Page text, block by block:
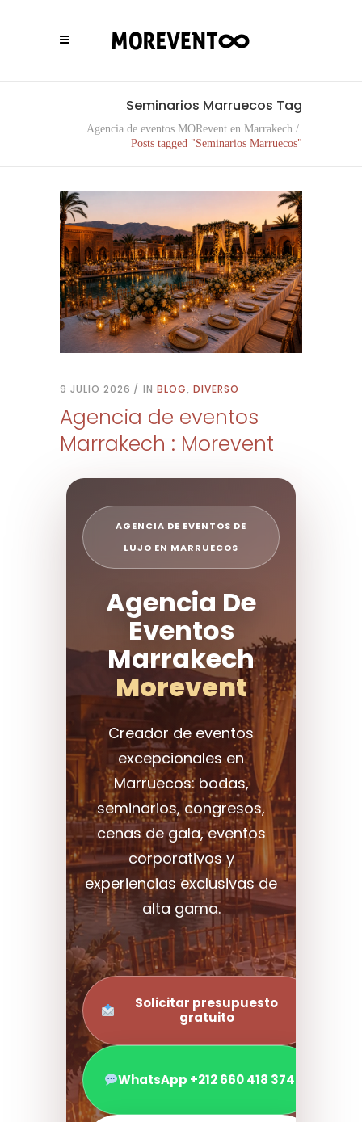
Seminarios Marruecos Tag
Agencia de eventos MORevent en Marrakech /
Posts tagged "Seminarios Marruecos"
9 JULIO 2026 IN BLOG, DIVERSO
Agencia de eventos
Marrakech : Morevent
AGENCIA DE EVENTOS DE
LUJO EN MARRUECOS
Agencia De
Eventos
Marrakech
Morevent
Creador de eventos
excepcionales en
Marruecos: bodas,
seminarios, congresos,
cenas de gala, eventos
corporativos y
experiencias exclusivas de
alta gama.
Solicitar presupuesto
gratuito
WhatsApp +212 660 418 374